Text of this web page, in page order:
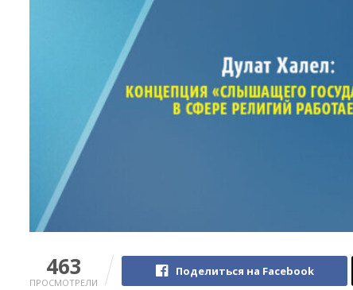
463
ПРОСМОТРЕЛИ
Поделиться на Facebook